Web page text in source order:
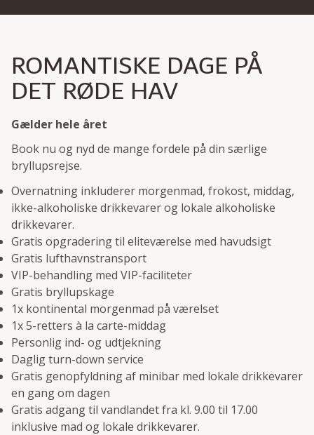
ROMANTISKE DAGE PÅ
DET RØDE HAV
Gælder hele året
Book nu og nyd de mange fordele på din særlige
bryllupsrejse.
Overnatning inkluderer morgenmad, frokost, middag,
ikke-alkoholiske drikkevarer og lokale alkoholiske
drikkevarer.
Gratis opgradering til eliteværelse med havudsigt
Gratis lufthavnstransport
VIP-behandling med VIP-faciliteter
Gratis bryllupskage
1x kontinental morgenmad på værelset
1x 5-retters à la carte-middag
Personlig ind- og udtjekning
Daglig turn-down service
Gratis genopfyldning af minibar med lokale drikkevarer
en gang om dagen
Gratis adgang til vandlandet fra kl. 9.00 til 17.00
inklusive mad og lokale drikkevarer.